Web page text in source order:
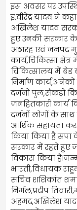
इस अवसर पर
इ.वीरेंद्र यादव ने
अखिलेश यादव
हुए उनकी सरकार
अठारह एवं जनपद
कार्य,चिकित्सा
चिकित्सालय में बेड
निर्माण
दर्जनों पुल,सैकड़ों
जनहितकारी कार्य
दर्जनों लोगों के
आर्थिक सहायता
किया किया है।सपा
सरकार में रहते हुए
विकास किया
भारती,विधायक
सचिव शशिकांत
निर्मल,प्रदीप
अहमद,अखिलेश